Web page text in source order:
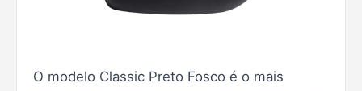
O modelo Classic Preto Fosco é o mais